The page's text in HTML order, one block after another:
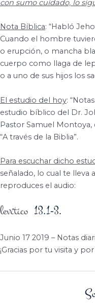
con sumo cuidado, lo
Nota Bíblica: “Habló
Cuando el hombre
o erupción, o mancha
cuerpo como llaga de
o a uno de sus hijos los
El estudio del hoy:
estudio bíblico del Dr.
Pastor Samuel
“A través de la Biblia”.
Para escuchar dicho
señalado, lo cual te lleva
reproduces el audio:
levítico 13.1-3.
Junio 17 2019 – Notas
¡Gracias por tu visita y